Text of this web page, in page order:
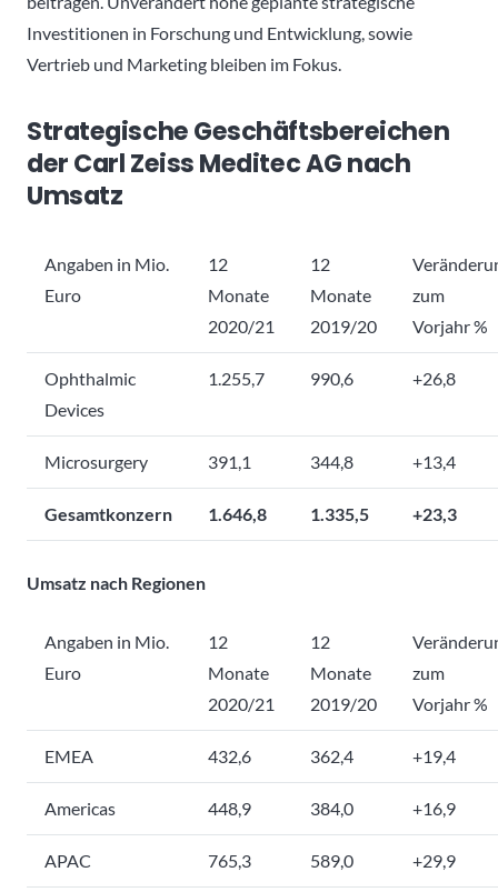
Investitionen in Forschung und Entwicklung, sowie
Vertrieb und Marketing bleiben im Fokus.
Strategische Geschäftsbereichen
der Carl Zeiss Meditec AG nach
Umsatz
Angaben in Mio.
Euro
12
Monate
2020/21
12
Monate
2019/20
zum
Vorjahr %
Ophthalmic
Devices
1.255,7 990,6 +26,8
Microsurgery 391,1 344,8 +13,4
Gesamtkonzern 1.646,8 1.335,5 +23,3
Umsatz nach Regionen
Angaben in Mio.
Euro
12
Monate
2020/21
12
Monate
2019/20
zum
Vorjahr %
EMEA 432,6 362,4 +19,4
Americas 448,9 384,0 +16,9
APAC 765,3 589,0 +29,9